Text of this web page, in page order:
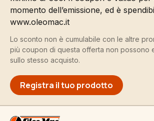
momento dell’emissione, ed è
www.oleomac.it
Lo sconto non è cumulabile con le altre
più coupon di questa offerta non possono
sullo stesso acquisto.
Registra il tuo prodotto